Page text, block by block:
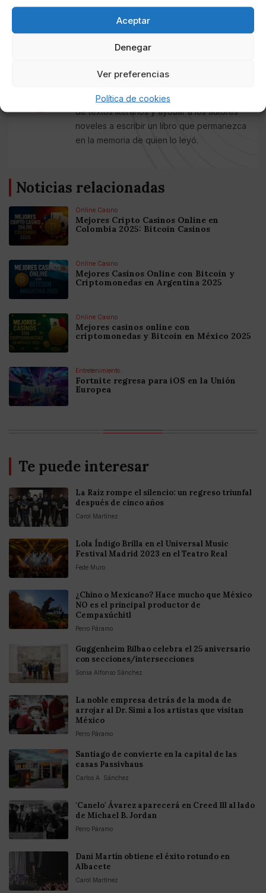
Aceptar
Denegar
Ver preferencias
Política de cookies
MirenA
Licenciada en Humanidades-Empresa,
autora de Las cerezas del café, Cuando te
es la corrección, de estilo y ortotipográfica,
de textos literarios y ayudar a los autores
noveles a escribir un libro que permanezca
en la memoria de quien lo leyó.
Noticias relacionadas
Online Casino
Mejores Cripto Casinos Online en
Colombia 2025: Bitcoin Casinos
Online Casino
Mejores Casinos Online con Bitcoin y
Criptomonedas en Argentina 2025
Online Casino
Mejores casinos online con
criptomonedas y Bitcoin en México 2025
Entretenimiento
Fortnite regresa para iOS en la Unión
Europea
Te puede interesar
La Raíz rompe el silencio: un regreso triunfal
después de cinco años
Carol Martínez
Lola Índigo Brilla en el Universal Music
Festival Madrid 2023 en el Teatro Real
Fede Muro
¿Chino o Mexicano? Hace mucho que México
NO es el principal productor de
Cempaxúchitl
Perro Páramo
Guggenheim Bilbao celebra el 25 aniversario
con secciones/intersecciones
Sonia Alfonso Sánchez
La noble empresa detrás de la moda de
arrojar al Dr. Simi a los artistas que visitan
México
Perro Páramo
Santiago de convierte en la capital de las
casas Passivhaus
Carlos A. Sánchez
'Canelo' Ávarez aparecerá en Creed lll al lado
de Michael B. Jordan
Perro Páramo
Dani Martín obtiene el éxito rotundo en
Albacete
Carol Martínez